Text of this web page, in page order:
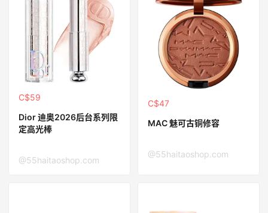
C$59
Dior 迪奥2026后台系列限
定高光棒
@55haitaoshop.com
C$47
MAC 魅可古铜修容
@55haitaoshop.com